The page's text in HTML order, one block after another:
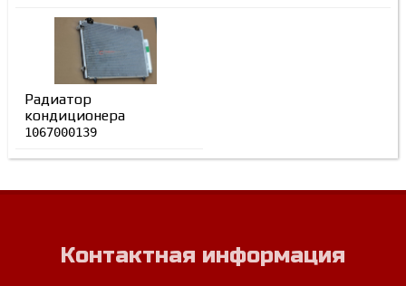
Радиатор
кондиционера
1067000139
Контактная информация